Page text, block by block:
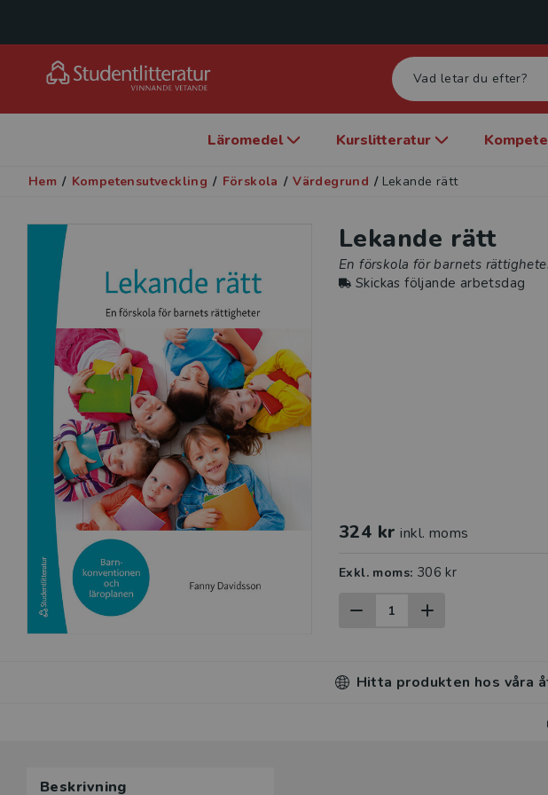
Läromedel Kurslitteratur
Hem / Kompetensutveckling / Förskola / Värdegrund / Lekande rätt
Lekande rätt
En förskola för barnets
Skickas följande arbetsdag
324 kr inkl. moms
Exkl. moms: 306 kr
Hitta produkten hos våra
Beskrivning